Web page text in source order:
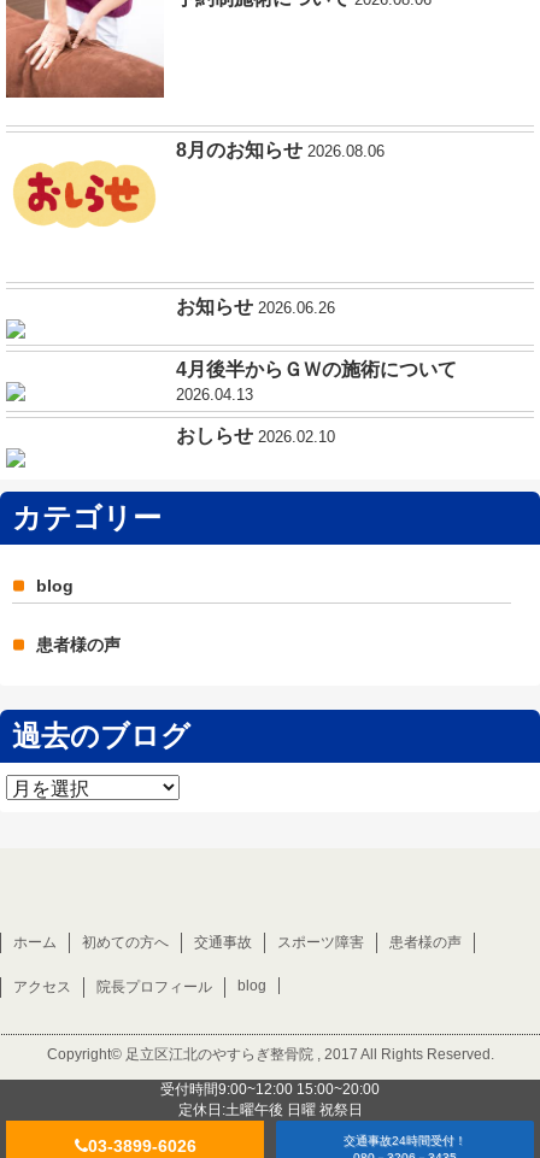
受付時間9:00~12:00 15:00~20:00
定休日:土曜午後 日曜 祝祭日
03-3899-6026
交通事故24時間受付！
8月のお知らせ 2026.08.06
お知らせ 2026.06.26
4月後半からＧＷの施術について
2026.04.13
おしらせ 2026.02.10
カテゴリー
blog
患者様の声
過去のブログ
過
ホーム 初めての方へ 交通事故 スポーツ障害 患者様の声
アクセス 院長プロフィール blog
Copyright© 足立区江北のやすらぎ整骨院, 2017 All Rights Reserved.